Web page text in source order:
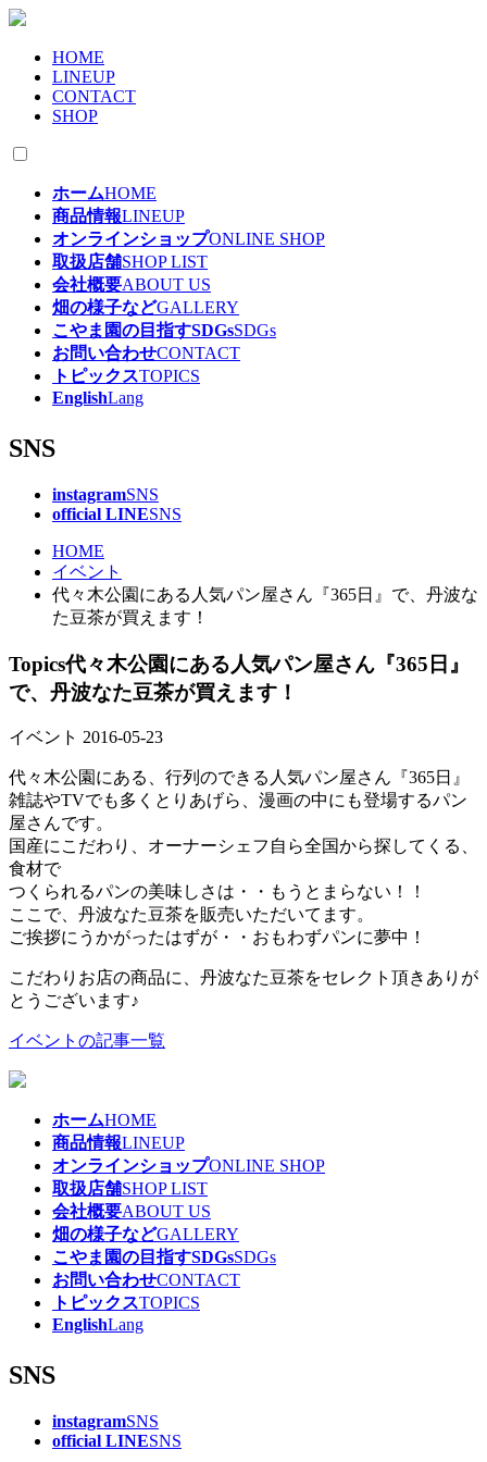
HOME
LINEUP
CONTACT
SHOP
ホームHOME
商品情報LINEUP
オンラインショップONLINE SHOP
取扱店舗SHOP LIST
会社概要ABOUT US
畑の様子などGALLERY
こやま園の目指すSDGsSDGs
お問い合わせCONTACT
トピックスTOPICS
EnglishLang
SNS
instagramSNS
official LINESNS
HOME
イベント
代々木公園にある人気パン屋さん『365日』で、丹波な
た豆茶が買えます！
Topics代々木公園にある人気パン屋さん『365日』
で、丹波なた豆茶が買えます！
イベント 2016-05-23
代々木公園にある、行列のできる人気パン屋さん『365日』
雑誌やTVでも多くとりあげら、漫画の中にも登場するパン
屋さんです。
国産にこだわり、オーナーシェフ自ら全国から探してくる、
食材で
つくられるパンの美味しさは・・もうとまらない！！
ここで、丹波なた豆茶を販売いただいてます。
ご挨拶にうかがったはずが・・おもわずパンに夢中！
こだわりお店の商品に、丹波なた豆茶をセレクト頂きありが
とうございます♪
イベントの記事一覧
ホームHOME
商品情報LINEUP
オンラインショップONLINE SHOP
取扱店舗SHOP LIST
会社概要ABOUT US
畑の様子などGALLERY
こやま園の目指すSDGsSDGs
お問い合わせCONTACT
トピックスTOPICS
EnglishLang
SNS
instagramSNS
official LINESNS